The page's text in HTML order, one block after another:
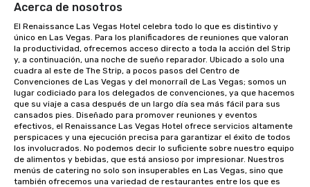
Acerca de nosotros
El Renaissance Las Vegas Hotel celebra todo lo que es distintivo y
único en Las Vegas. Para los planificadores de reuniones que valoran
la productividad, ofrecemos acceso directo a toda la acción del Strip
y, a continuación, una noche de sueño reparador. Ubicado a solo una
cuadra al este de The Strip, a pocos pasos del Centro de
Convenciones de Las Vegas y del monorraíl de Las Vegas; somos un
lugar codiciado para los delegados de convenciones, ya que hacemos
que su viaje a casa después de un largo día sea más fácil para sus
cansados pies. Diseñado para promover reuniones y eventos
efectivos, el Renaissance Las Vegas Hotel ofrece servicios altamente
perspicaces y una ejecución precisa para garantizar el éxito de todos
los involucrados. No podemos decir lo suficiente sobre nuestro equipo
de alimentos y bebidas, que está ansioso por impresionar. Nuestros
menús de catering no solo son insuperables en Las Vegas, sino que
también ofrecemos una variedad de restaurantes entre los que es